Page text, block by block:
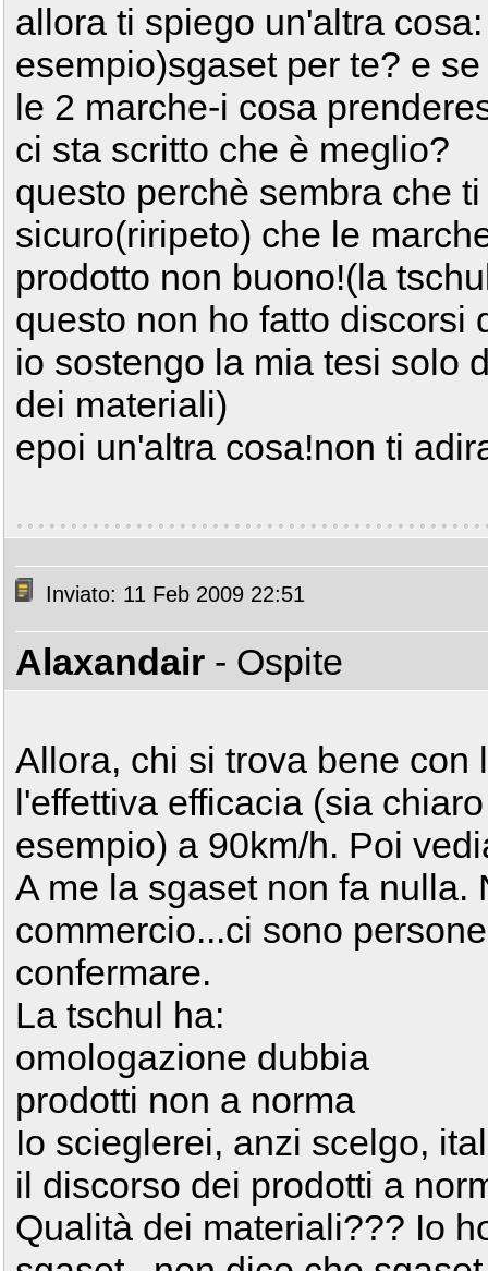
allora ti spiego un'altra
esempio)sgaset per te? e
le 2 marche-i cosa
ci sta scritto che è meglio?
questo perchè sembra che
sicuro(riripeto) che le
prodotto non buono!(la
questo non ho fatto discorsi
io sostengo la mia tesi solo
dei materiali)
epoi un'altra cosa!non ti
Inviato: 11 Feb 2009 22:51
Alaxandair - Ospite
Allora, chi si trova bene con
l'effettiva efficacia (sia
esempio) a 90km/h. Poi
A me la sgaset non fa nulla.
commercio...ci sono
confermare.
La tschul ha:
omologazione dubbia
prodotti non a norma
Io scieglerei, anzi scelgo,
il discorso dei prodotti a
Qualità dei materiali??? Io